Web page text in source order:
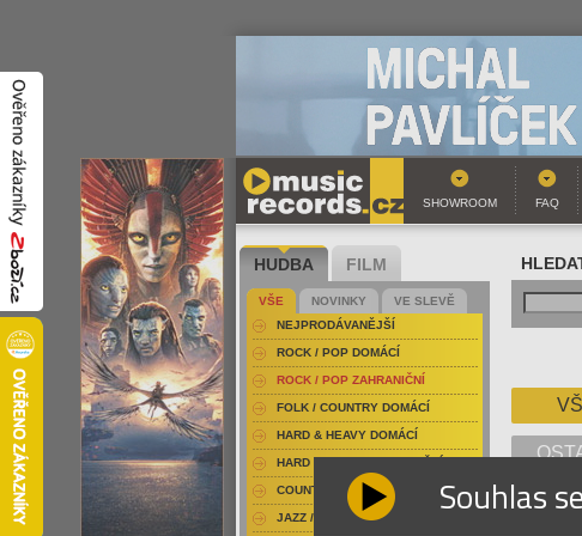
SHOWROOM
FAQ
HUDBA FILM
VŠE NOVINKY
VE SLEVĚ
NEJPRODÁVANĚJŠÍ
ROCK / POP DOMÁCÍ
ROCK / POP ZAHRANIČNÍ
FOLK / COUNTRY DOMÁCÍ
HARD & HEAVY DOMÁCÍ
HARD & HEAVY ZAHRANIČNÍ
COUNTRY
JAZZ / BLUES Souhlas